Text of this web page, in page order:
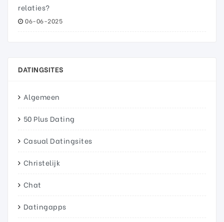
relaties?
06-06-2025
DATINGSITES
Algemeen
50 Plus Dating
Casual Datingsites
Christelijk
Chat
Datingapps